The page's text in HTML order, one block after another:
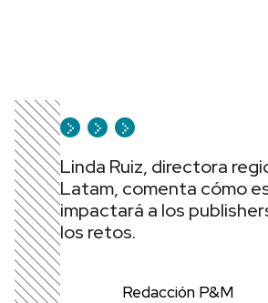
Linda Ruiz, directora
Latam, comenta cómo
impactará a los
los retos.
Redacción P&M